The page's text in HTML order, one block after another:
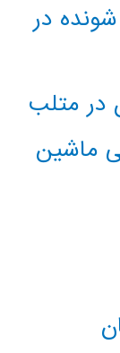
در
در متلب
ماشین